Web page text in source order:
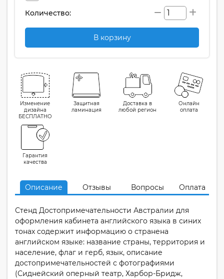
Количество:
В корзину
Изменение
дизайна
БЕСПЛАТНО
Защитная
ламинация
Доставка в
любой регион
Онлайн
оплата
Гарантия
качества
Описание Отзывы Вопросы Оплата
Стенд Достопримечательности Австралии для
оформления кабинета английского языка в синих
тонах содержит информацию о странена
английском языке: название страны, территория и
население, флаг и герб, язык, описание
достопримечательностей с фотографиями
(Сиднейский оперный театр, Харбор-Бридж,